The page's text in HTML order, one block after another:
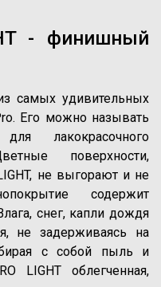
- финишный
самых удивительных
Его можно называть
лакокрасочного
поверхности,
не выгорают и не
содержит
снег, капли дождя
не задерживаясь на
с собой пыль и
LIGHT облегченная,